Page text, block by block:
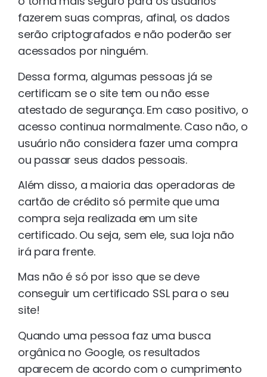
fazerem suas compras, afinal, os dados
serão criptografados e não poderão ser
acessados por ninguém.
Dessa forma, algumas pessoas já se
certificam se o site tem ou não esse
atestado de segurança. Em caso positivo, o
acesso continua normalmente. Caso não, o
usuário não considera fazer uma compra
ou passar seus dados pessoais.
Além disso, a maioria das operadoras de
cartão de crédito só permite que uma
compra seja realizada em um site
certificado. Ou seja, sem ele, sua loja não
irá para frente.
Mas não é só por isso que se deve
conseguir um certificado SSL para o seu
site!
Quando uma pessoa faz uma busca
orgânica no Google, os resultados
aparecem de acordo com o cumprimento